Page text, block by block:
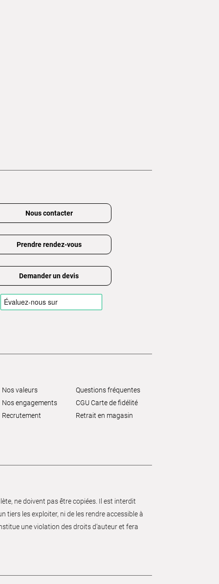
Nous contacter
Prendre rendez-vous
Demander un devis
Nos valeurs
Nos engagements
Recrutement
Questions fréquentes
CGU Carte de fidélité
Retrait en magasin
ne doivent pas être copiées. Il est interdit
tiers les exploiter, ni de les rendre accessible à
une violation des droits d’auteur et fera